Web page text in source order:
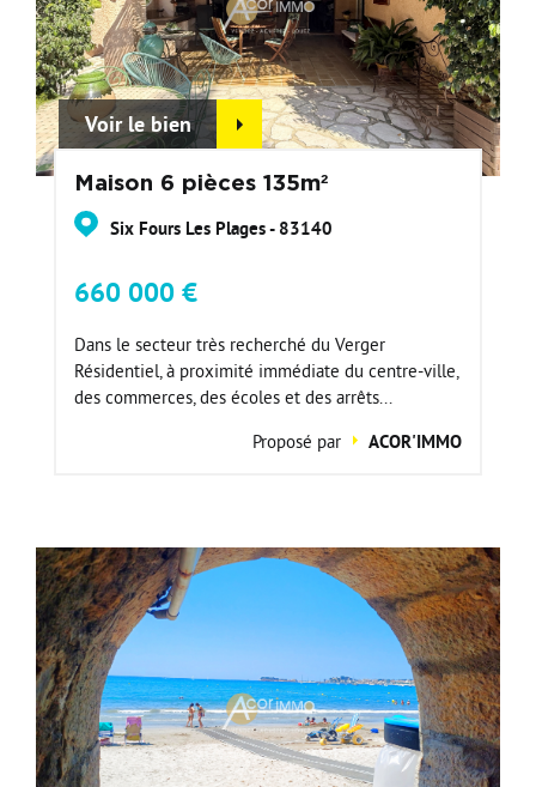
Voir le bien
Maison 6 pièces 135m²
Six Fours Les Plages - 83140
660 000 €
Dans le secteur très recherché du Verger
Résidentiel, à proximité immédiate du centre-ville,
des commerces, des écoles et des arrêts...
Proposé par
ACOR'IMMO